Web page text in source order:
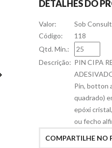
DETALHES DO
Valor:
Sob
Código:
118
Qtd. Min.:
Descrição: PIN CIPA
Pin, botton
quadrado)
epóxi
ou fecho
COMPARTILHE NO